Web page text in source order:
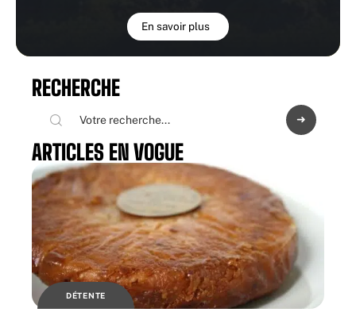
En savoir plus
RECHERCHE
ARTICLES EN VOGUE
DÉTENTE